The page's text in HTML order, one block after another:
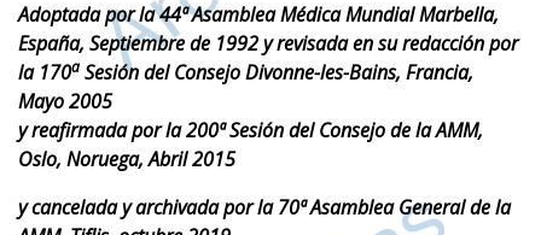
Adoptada por la 44ª Asamblea Médica Mundial Marbella,
España, Septiembre de 1992 y revisada en su redacción por
la 170a Sesión del Consejo Divonne-les-Bains, Francia,
Mayo 2005
y reafirmada por la 200ª Sesión del Consejo de la AMM,
Oslo, Noruega, Abril 2015
y cancelada y archivada por la 70ª Asamblea General de la